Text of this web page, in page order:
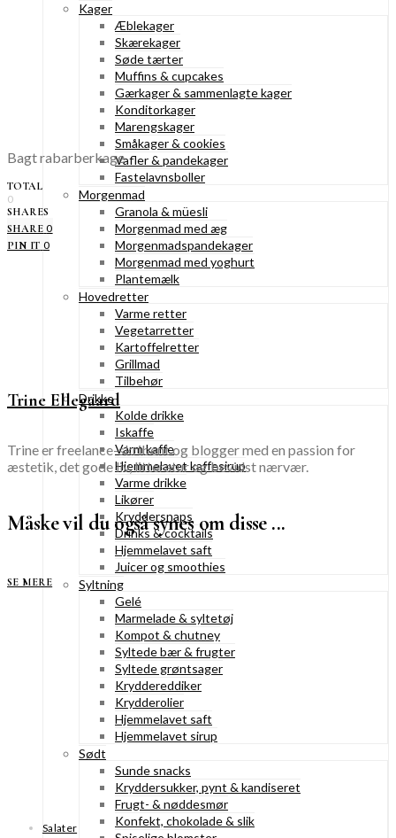
Kager
Æblekager
Skærekager
Søde tærter
Muffins & cupcakes
Gærkager & sammenlagte kager
Konditorkager
Marengskager
Småkager & cookies
Vafler & pandekager
Fastelavnsboller
Morgenmad
Granola & müesli
Morgenmad med æg
Morgenmadspandekager
Morgenmad med yoghurt
Plantemælk
Hovedretter
Varme retter
Vegetarretter
Kartoffelretter
Grillmad
Tilbehør
Drikke
Kolde drikke
Iskaffe
Varm kaffe
Hjemmelavet kaffesirup
Varme drikke
Likører
Kryddersnaps
Drinks & cocktails
Hjemmelavet saft
Juicer og smoothies
Syltning
Gelé
Marmelade & syltetøj
Kompot & chutney
Syltede bær & frugter
Syltede grøntsager
Kryddereddiker
Krydderolier
Hjemmelavet saft
Hjemmelavet sirup
Sødt
Sunde snacks
Kryddersukker, pynt & kandiseret
Frugt- & nøddesmør
Konfekt, chokolade & slik
Bagt rabarberkage
TOTAL
0
SHARES
SHARE 0
PIN IT 0
Trine Ellegaard
Trine er freelance-skribent og blogger med en passion for
æstetik, det gode liv, litteratur og bevidst nærvær.
Måske vil du også synes om disse ...
SE MERE
Salater